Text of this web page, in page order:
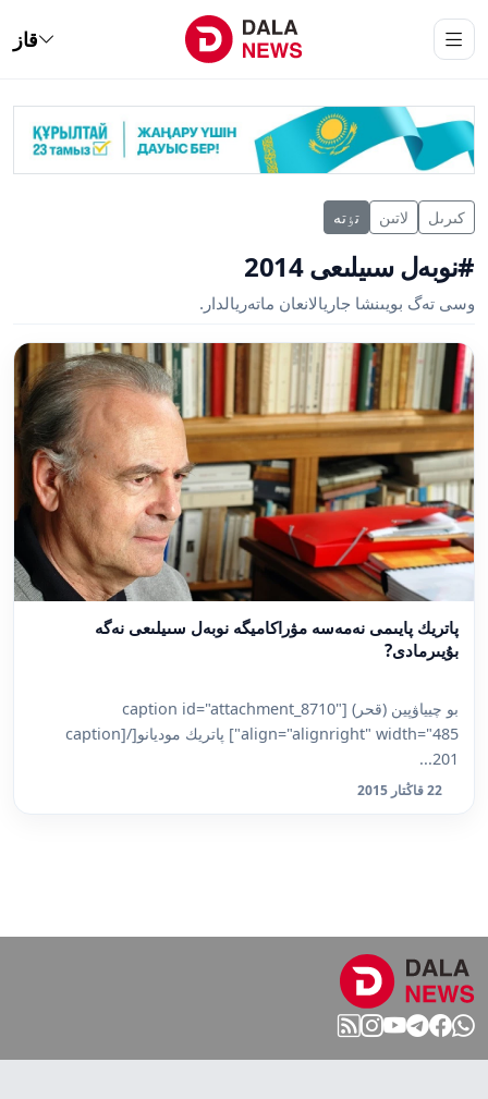
قاز
كىرىل لاتىن تٶتە
#نوبەل سىيلىعى 2014
وسى تەگ بويىنشا جاريالانعان ماتەريالدار.
پاتريك پايىمى نەمەسە مۋراكاميگە نوبەل سىيلىعى نەگە
بۇيىرمادى?
بو چيياۋپين (قحر) [caption id="attachment_8710"
align="alignright" width="485"] پاتريك موديانو[/caption]
201...
22 قاڭتار 2015